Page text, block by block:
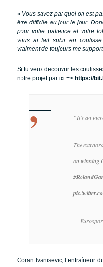
« Vous savez par quoi on est
être difficile au jour le jour.
pour votre patience et votre
vous ai fait subir en
vraiment de toujours me
Si tu veux découvrir les
notre projet par ici => https://
“It’s an
The
on winning
—
Goran Ivanisevic, l’entraîneur